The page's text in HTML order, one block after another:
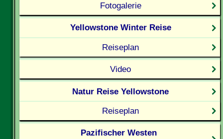
Fotogalerie
Yellowstone Winter Reise
Reiseplan
Video
Natur Reise Yellowstone
Reiseplan
Pazifischer Westen